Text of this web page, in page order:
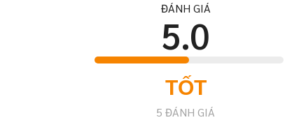
ĐÁNH GIÁ
5.0
TỐT
5 ĐÁNH GIÁ